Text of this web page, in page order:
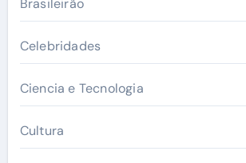
Brasileirão
Celebridades
Ciencia e Tecnologia
Cultura